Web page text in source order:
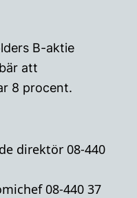
B-aktie
att
8 procent.
direktör 08-440
08-440 37